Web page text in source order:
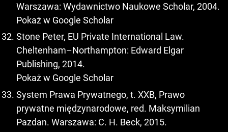
Warszawa: Wydawnictwo Naukowe Scholar, 2004.
Pokaż w Google Scholar
Stone Peter, EU Private International Law.
Cheltenham–Northampton: Edward Elgar
Publishing, 2014.
Pokaż w Google Scholar
System Prawa Prywatnego, t. XXB, Prawo
prywatne międzynarodowe, red. Maksymilian
Pazdan. Warszawa: C. H. Beck, 2015.